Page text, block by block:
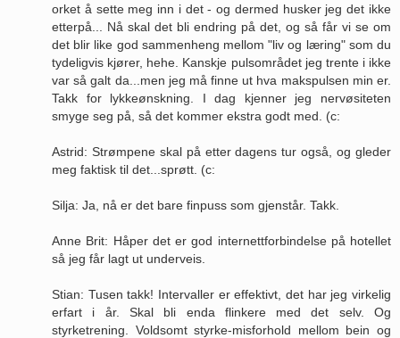
orket å sette meg inn i det - og dermed husker jeg det ikke
etterpå... Nå skal det bli endring på det, og så får vi se om
det blir like god sammenheng mellom "liv og læring" som du
tydeligvis kjører, hehe. Kanskje pulsområdet jeg trente i ikke
var så galt da...men jeg må finne ut hva makspulsen min er.
Takk for lykkeønskning. I dag kjenner jeg nervøsiteten
smyge seg på, så det kommer ekstra godt med. (c:
Astrid: Strømpene skal på etter dagens tur også, og gleder
meg faktisk til det...sprøtt. (c:
Silja: Ja, nå er det bare finpuss som gjenstår. Takk.
Anne Brit: Håper det er god internettforbindelse på hotellet
så jeg får lagt ut underveis.
Stian: Tusen takk! Intervaller er effektivt, det har jeg virkelig
erfart i år. Skal bli enda flinkere med det selv. Og
styrketrening. Voldsomt styrke-misforhold mellom bein og